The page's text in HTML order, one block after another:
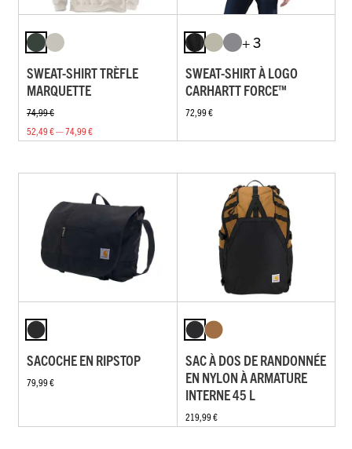
SWEAT-SHIRT TRÈFLE
MARQUETTE
74,99 €
52,49 € — 74,99 €
+ 3
SWEAT-SHIRT À LOGO
CARHARTT FORCE™
72,99 €
SACOCHE EN RIPSTOP
79,99 €
SAC À DOS DE RANDONNÉE
EN NYLON À ARMATURE
INTERNE 45 L
219,99 €